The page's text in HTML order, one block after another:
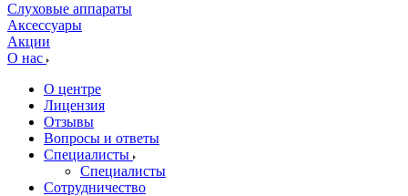
Слуховые аппараты
Аксессуары
Акции
О нас
О центре
Лицензия
Отзывы
Вопросы и ответы
Специалисты
Специалисты
Сотрудничество